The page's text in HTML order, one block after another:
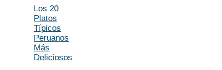
Los 20
Platos
Típicos
Peruanos
Más
Deliciosos